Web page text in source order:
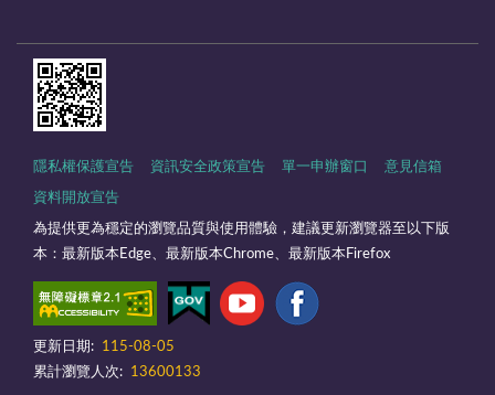
隱私權保護宣告 資訊安全政策宣告 單一申辦窗口 意見信箱
資料開放宣告
為提供更為穩定的瀏覽品質與使用體驗，建議更新瀏覽器至以下版
本：最新版本Edge、最新版本Chrome、最新版本Firefox
更新日期:
115-08-05
累計瀏覽人次:
13600133